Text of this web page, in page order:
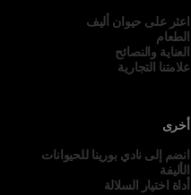
اعثر على حيوان أليف
الطعام
العناية والنصائح
علامتنا التجارية
أخرى
انضم إلى نادي بورينا للحيوانات
الأليفة
أداة اختيار السلالة